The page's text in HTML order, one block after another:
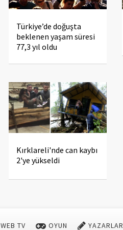
Türkiye’de doğuşta
beklenen yaşam süresi
77,3 yıl oldu
Kırklareli'nde can kaybı
2'ye yükseldi
WEB TV OYUN YAZARLAR